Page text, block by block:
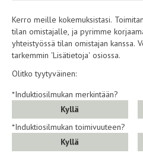
Kerro meille kokemuksistasi.
tilan omistajalle, ja pyrimme korjaamaan havaitut
yhteistyössä tilan omistajan kanssa.
tarkemmin 'Lisätietoja' osiossa.
Olitko tyytyväinen:
*Induktiosilmukan merkintään?
Kyllä
*Induktiosilmukan toimivuuteen?
Kyllä